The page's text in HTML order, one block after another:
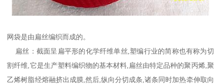
网袋是由扁丝编织而成的。
扁丝：截面呈扁平形的化学纤维单丝,塑编行业的简称也有称为切
割纤维,它是生产塑料编织物的基本材料,扁丝由特定品种的聚丙烯,聚
乙烯树脂经熔融挤出成膜,然后,纵向分切成条,诸条同时加热牵伸取向